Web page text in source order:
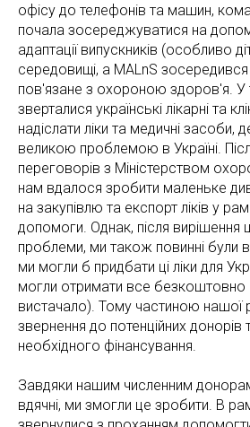
офісу до телефонів та машин,
почала зосереджуватися на
адаптації випускників (особливо
середовищі, а MALnS
пов'язане з охороною здоров'я. У
зверталися українські лікарні та
надіслати ліки та медичні засоби,
великою проблемою в Україні.
переговорів з Міністерством
нам вдалося зробити маленьке
на закупівлю та експорт ліків у
допомоги. Однак, після вирішення
проблеми, ми також повинні були
ми могли б придбати ці ліки для
могли отримати все безкоштовно
вистачало). Тому частиною нашої
звернення до потенційних донорів
необхідного фінансування.
Завдяки нашим численним
вдячні, ми змогли це зробити. В